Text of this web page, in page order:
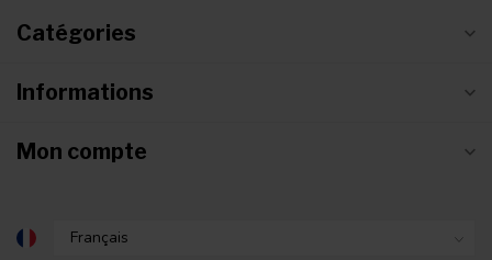
Catégories
Informations
Mon compte